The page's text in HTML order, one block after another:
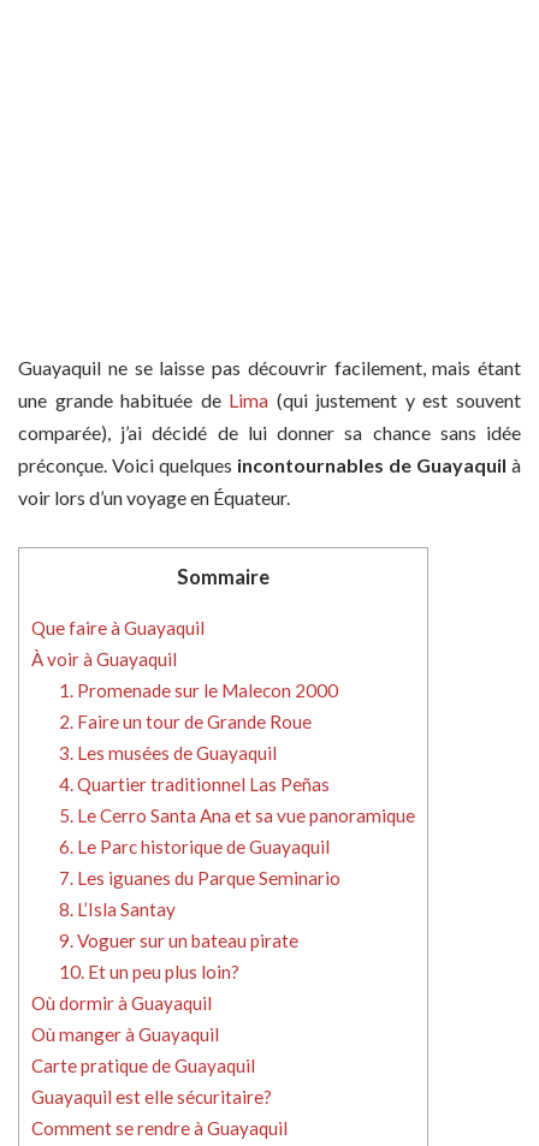
Guayaquil ne se laisse pas découvrir facilement, mais étant
une grande habituée de Lima (qui justement y est souvent
comparée), j’ai décidé de lui donner sa chance sans idée
préconçue. Voici quelques incontournables de Guayaquil à
voir lors d’un voyage en Équateur.
Sommaire
Que faire à Guayaquil
À voir à Guayaquil
1. Promenade sur le Malecon 2000
2. Faire un tour de Grande Roue
3. Les musées de Guayaquil
4. Quartier traditionnel Las Peñas
5. Le Cerro Santa Ana et sa vue panoramique
6. Le Parc historique de Guayaquil
7. Les iguanes du Parque Seminario
8. L’Isla Santay
9. Voguer sur un bateau pirate
10. Et un peu plus loin?
Où dormir à Guayaquil
Où manger à Guayaquil
Carte pratique de Guayaquil
Guayaquil est elle sécuritaire?
Comment se rendre à Guayaquil